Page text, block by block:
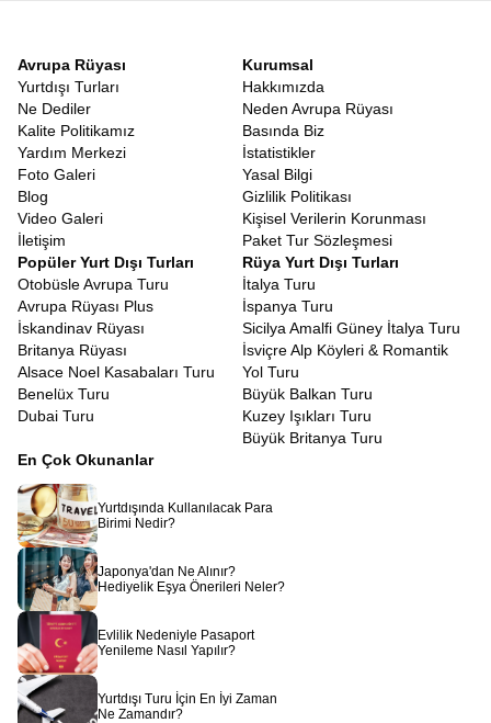
elektronik eşyalar, Hong Kong’da ise son moda teknolojiler, lüks
markalar ve kozmetik ürünleri.
, size alışveriş için de yeterli serbest zamanı tanır. İster
sevdiklerinize hediyelik eşya alın, ister kendiniz için bir teknoloji
Dünya sandığımızdan çok daha büyük, ama bir o kadar da
ulaşılabilir. Tayland’ın gülen yüzlü insanları, Makao’nun tarihi
sokakları ve Hong Kong’un bitmeyen enerjisi, sizi bekleyen
hikayenin sadece bir parçasıdır. Farklı inançların, farklı lezzetlerin
ve farklı yaşamların, insanın ufkunu nasıl açtığını görmek için
yola çıkmak gerekir.
Bu yolculukta hiçbir detayı düşünmenize gerek yok. Uçak
biletinizden otel rezervasyonunuza, şehir içi transferlerinizden en
özel müze girişlerine kadar her şey
Avrupa Rüyası
Erken rezervasyon
indirimlerden faydalandığınızda size sadece anın tadını çıkarmak,
yeni dostluklar kurmak ve albümlerinizi eşsiz fotoğraflarla
doldurmak kalır. Ekstra ücret sürprizleri olmadan, vize
kuyruklarında beklemeden, güvenli ve konforlu bir şekilde
Uzakdoğu’nun gizemli kapılarını aralamak için şimdi tam
zamanıdır.
Avrupa Rüyası
Yurtdışı Turları
Ne Dediler
Kalite Politikamız
Yardım Merkezi
Foto Galeri
Blog
Video Galeri
İletişim
Kurumsal
Hakkımızda
Neden Avrupa Rüyası
Basında Biz
İstatistikler
Yasal Bilgi
Gizlilik Politikası
Kişisel Verilerin Korunması
Paket Tur Sözleşmesi
Popüler Yurt Dışı Turları
Otobüsle Avrupa Turu
Avrupa Rüyası Plus
İskandinav Rüyası
Britanya Rüyası
Alsace Noel Kasabaları Turu
Benelüx Turu
Dubai Turu
Rüya Yurt Dışı Turları
İtalya Turu
İspanya Turu
Sicilya Amalfi Güney İtalya Turu
İsviçre Alp Köyleri & Romantik
Yol Turu
Büyük Balkan Turu
Kuzey Işıkları Turu
Büyük Britanya Turu
En Çok Okunanlar
Yurtdışında Kullanılacak Para
Birimi Nedir?
Japonya'dan Ne Alınır?
Hediyelik Eşya Önerileri Neler?
Evlilik Nedeniyle Pasaport
Yenileme Nasıl Yapılır?
Yurtdışı Turu İçin En İyi Zaman
Ne Zamandır?